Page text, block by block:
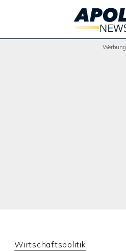
Werbung
Wirtschaftspolitik